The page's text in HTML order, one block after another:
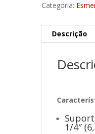
Categoria:
Descrição
1/4″